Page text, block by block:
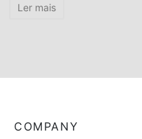
Ler mais
COMPANY